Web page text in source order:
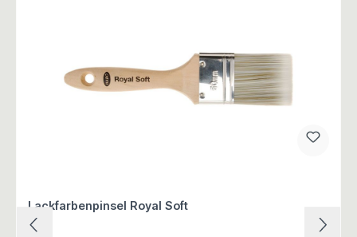
Lackfarbenpinsel Royal Soft